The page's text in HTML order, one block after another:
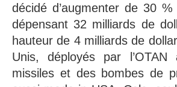
décidé d’augmenter de 30
dépensant 32 milliards de
hauteur de 4 milliards de
Unis, déployés par
missiles et des bombes de